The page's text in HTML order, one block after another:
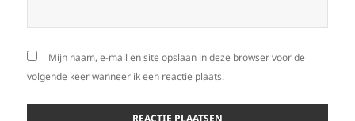
Mijn naam, e-mail en site opslaan in deze browser voor de
volgende keer wanneer ik een reactie plaats.